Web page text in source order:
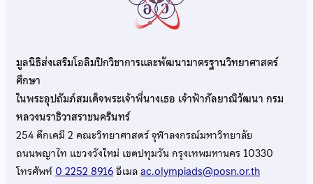
มูลนิธิส่งเสริมโอลิมปิกวิชาการและพัฒนามาตรฐานวิทยาศาสตร์
ศึกษา
ในพระอุปถัมภ์สมเด็จพระเจ้าพี่นางเธอ เจ้าฟ้ากัลยาณิวัฒนา กรม
หลวงนราธิวาสราชนครินทร์
254 ตึกเคมี 2 คณะวิทยาศาสตร์ จุฬาลงกรณ์มหาวิทยาลัย
ถนนพญาไท แขวงวังใหม่ เขตปทุมวัน กรุงเทพมหานคร 10330
โทรศัพท์0 2252 8916อีเมลac.olympiads@posn.or.th